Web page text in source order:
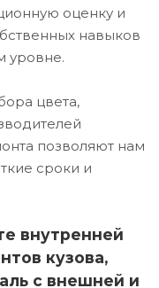
оценку и
навыков
уровне.
цвета,
позволяют нам
сроки и
внутренней
кузова,
с внешней и